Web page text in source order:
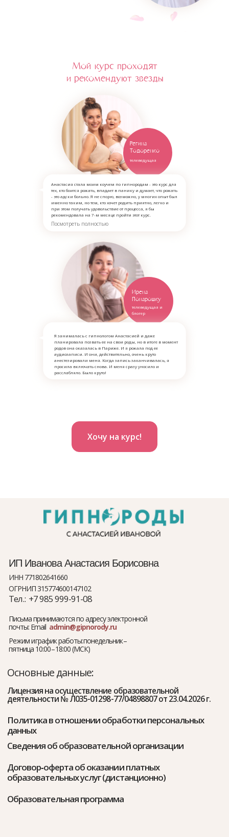
Анастасия стала моим коучем по гипнородам - это курс для
тех, кто боится рожать, впадает в панику и думает, что рожать
- это адски больно. Я не спорю, возможно, у многих опыт был
именно таким, но тем, кто хочет родить приятно, легко и
при этом получать удовольствие от процесса, я бы
рекомендовала на 7-м месяце пройти этот курс.
Посмотреть полностью
Я занималась с гипнологом Анастасией и даже
планировала позвать ее на свои роды, но в итоге в момент
родов она оказалась в Париже. И я рожала под ее
аудиозаписи. И они, действительно, очень круто
анестезировали меня. Когда запись заканчивалась, я
просила включать снова. И меня сразу уносило и
расслабляло. Было круто!
Ирена
Понарошку
телеведущая и
блогер
Регина
Тодоренко
телеведущая
Мой курс проходят
и рекомендуют звезды
Хочу на курс!